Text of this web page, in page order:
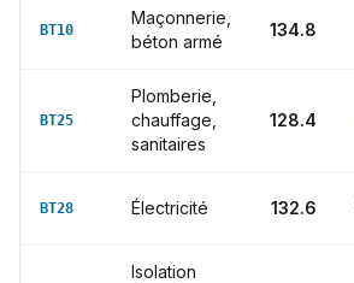
BT10
Maçonnerie,
béton armé
134.8
BT25
Plomberie,
chauffage,
sanitaires
128.4
BT28 Électricité 132.6
Isolation